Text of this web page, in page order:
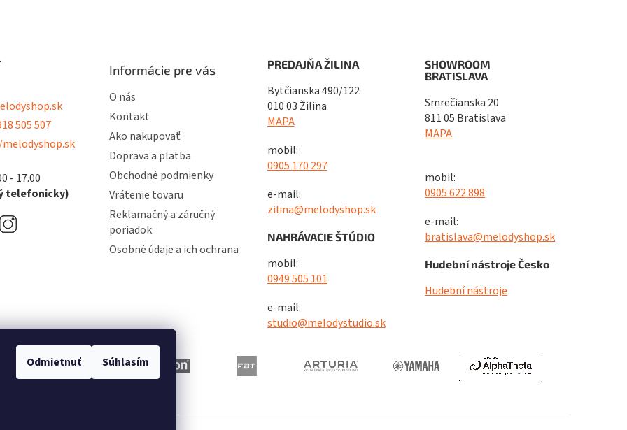
Odmietnuť Súhlasím
505 507
- 17.00
telefonicky)
Informácie pre vás
O nás
Kontakt
Ako nakupovať
Doprava a platba
Obchodné podmienky
Vrátenie tovaru
Reklamačný a záručný
poriadok
Osobné údaje a ich ochrana
PREDAJŇA ŽILINA
Bytčianska 490/122
010 03 Žilina
MAPA
mobil:
0905 170 297
e-mail:
zilina@melodyshop.sk
NAHRÁVACIE ŠTÚDIO
mobil:
0949 505 101
e-mail:
studio@melodystudio.sk
SHOWROOM
BRATISLAVA
Smrečianska 20
811 05 Bratislava
MAPA
mobil:
0905 622 898
e-mail:
bratislava@melodyshop.sk
Hudební nástroje Česko
Hudební nástroje